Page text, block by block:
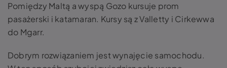
Pomiędzy Maltą a wyspą Gozo kursuje prom
pasażerski i katamaran. Kursy są z Valletty i Cirkewwa
do Mgarr.
Dobrym rozwiązaniem jest wynajęcie samochodu.